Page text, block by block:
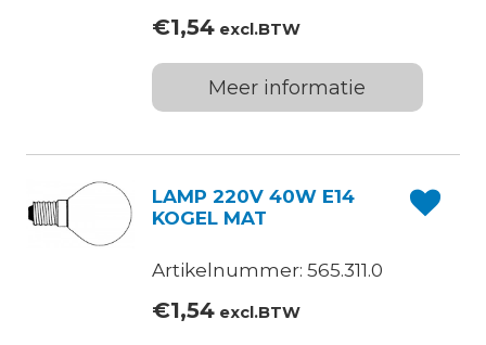
€1,54excl.BTW
Meer informatie
LAMP 220V 40W E14
KOGEL MAT
Artikelnummer: 565.311.0
€1,54excl.BTW